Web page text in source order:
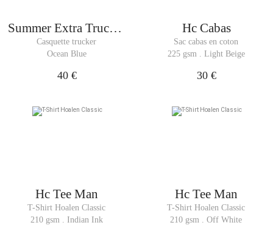
Summer Extra Trucker
Cap
Casquette trucker
Ocean Blue
40 €
Hc Cabas
Sac cabas en coton
225 gsm . Light Beige
30 €
Hc Tee Man
T-Shirt Hoalen Classic
210 gsm . Indian Ink
Hc Tee Man
T-Shirt Hoalen Classic
210 gsm . Off White